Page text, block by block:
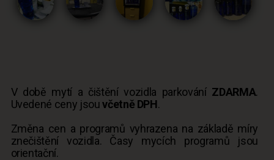
V době mytí a čištění vozidla parkování ZDARMA.
Uvedené ceny jsouvčetně DPH.
Změna cen a programů vyhrazena na základě míry
znečištění vozidla. Časy mycích programů jsou
orientační.